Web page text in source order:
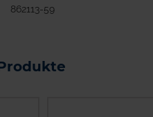
862113-59